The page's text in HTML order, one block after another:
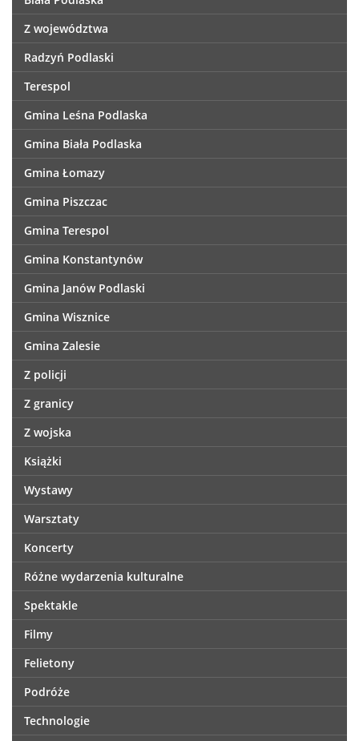
Z województwa
Radzyń Podlaski
Terespol
Gmina Leśna Podlaska
Gmina Biała Podlaska
Gmina Łomazy
Gmina Piszczac
Gmina Terespol
Gmina Konstantynów
Gmina Janów Podlaski
Gmina Wisznice
Gmina Zalesie
Z policji
Z granicy
Z wojska
Książki
Wystawy
Warsztaty
Koncerty
Różne wydarzenia kulturalne
Spektakle
Filmy
Felietony
Podróże
Technologie